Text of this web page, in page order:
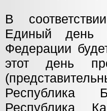
В
Единый день
Федерации
этот день
Республика
Республика